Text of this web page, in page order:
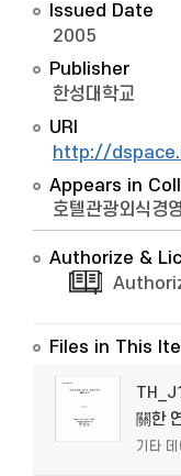
Issued Date
2005
Publisher
한성대학교
URI
http://
Appears in
호텔관광외식경
Authorize &
Files in This
關한
기타